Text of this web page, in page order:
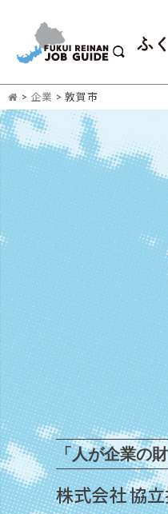
> 企業 > 敦賀市
「人が企業の
株式会社 協